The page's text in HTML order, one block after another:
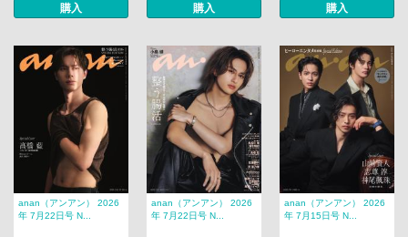
購入 購入 購入
anan（アンアン） 2026
年 7月22日号 N...
anan（アンアン） 2026
年 7月22日号 N...
anan（アンアン） 2026
年 7月15日号 N...